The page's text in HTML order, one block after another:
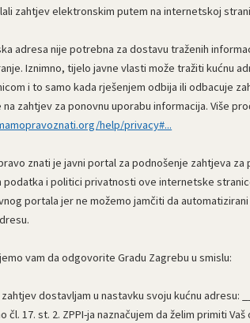
zahtjev elektronskim putem na internetskoj
adresa nije potrebna za dostavu traženih
Iznimno, tijelo javne vlasti može tražiti kućnu
i to samo kada rješenjem odbija ili odbacuje
na zahtjev za ponovnu uporabu informacija. Više
help/privacy#...
znati je javni portal za podnošenje zahtjeva
podatka i politici privatnosti ove internetske
portala jer ne možemo jamčiti da
vam da odgovorite Gradu Zagrebu u smislu:
zahtjev dostavljam u nastavku svoju kućnu adresu:
čl. 17. st. 2. ZPPI-ja naznačujem da želim primiti